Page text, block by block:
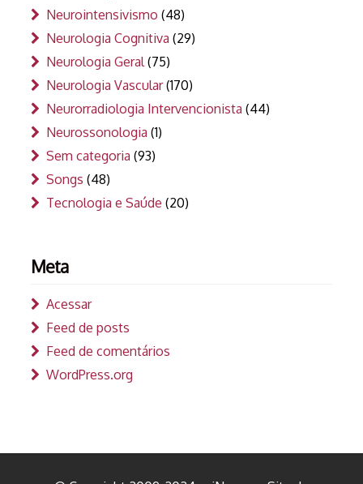
Neurointensivismo (48)
Neurologia Cognitiva (29)
Neurologia Geral (75)
Neurologia Vascular(170)
Neurorradiologia Intervencionista (44)
Neurossonologia (1)
Sem categoria (93)
Songs (48)
Tecnologia e Saúde (20)
Meta
Acessar
Feed de posts
Feed de comentários
WordPress.org